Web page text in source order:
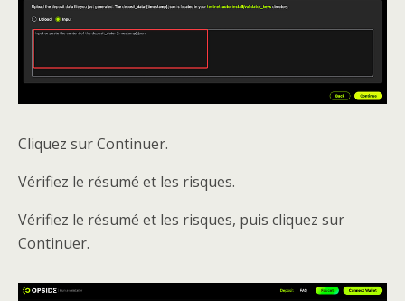
Cliquez sur Continuer.
Vérifiez le résumé et les risques.
Vérifiez le résumé et les risques, puis cliquez sur
Continuer.